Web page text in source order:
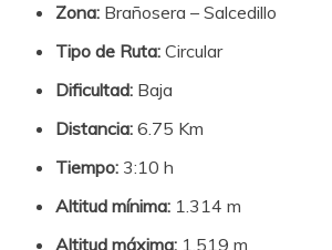
Zona: Brañosera – Salcedillo
Tipo de Ruta: Circular
Dificultad: Baja
Distancia: 6.75 Km
Tiempo: 3:10 h
Altitud mínima: 1.314 m
Altitud máxima: 1.519 m